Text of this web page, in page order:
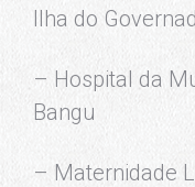
Ilha do
– Hospital da
Bangu
– Maternidade